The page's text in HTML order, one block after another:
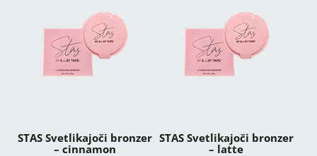
STAS Svetlikajoči bronzer
– cinnamon
STAS Svetlikajoči bronzer
– latte